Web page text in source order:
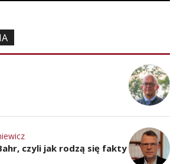
czyli jak rodzą się fakty